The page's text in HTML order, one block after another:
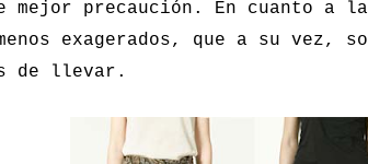
mejor precaución. En cuanto a
exagerados, que a su vez,
de llevar.